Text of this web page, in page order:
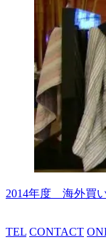
2014年度 海外買
TEL CONTACT